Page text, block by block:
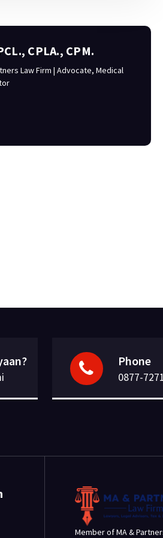
CPLA., CPM.
Law Firm | Advocate, Medical
Phone
0877-
Member of MA &